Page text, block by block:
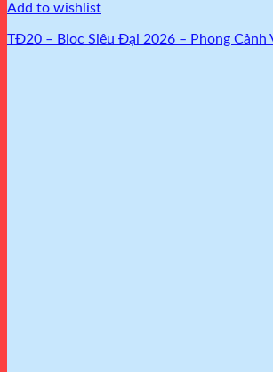
Add to wishlist
TĐ20 – Bloc Siêu Đại 2026 – Phong Cảnh